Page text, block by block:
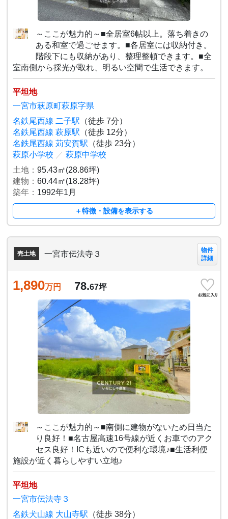
～ここが魅力的～■全居室6帖以上。落ち着きの
ある和室で過ごせます。■各居室には収納付き。
階段下にも収納があり、整理整頓できます。■全
室南側から採光が取れ、明るい空間で生活できます。
平坦地
一宮市萩原町萩原字県
名鉄尾西線 二子駅 （徒歩 7分）
名鉄尾西線 萩原駅 （徒歩 12分）
名鉄尾西線 苅安賀駅 （徒歩 23分）
萩原小学校 ／ 萩原中学校
土地：95.43㎡(28.86坪)
建物：60.44㎡(18.28坪)
築年： 1992年1月
＋特徴・設備を表示する
売土地 一宮市伝法寺３
物件
詳細
1,890万円 78.67坪
～ここが魅力的～■南側に建物がないため日当た
り良好！■名古屋高速16号線が近くお車でのアク
セス良好！ICも近いので便利な環境♪■生活利便
施設が近く暮らしやすい立地♪
平坦地
一宮市伝法寺３
名鉄犬山線 大山寺駅 （徒歩 38分）